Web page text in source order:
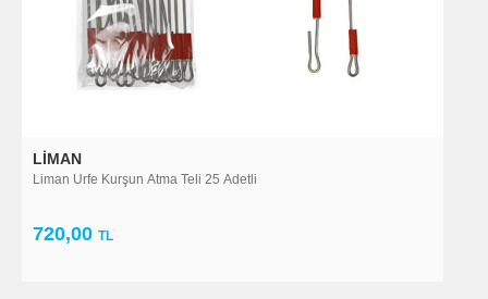
LIMAN
Liman Urfe Kurşun Atma Teli 25 Adetli
720,00 TL